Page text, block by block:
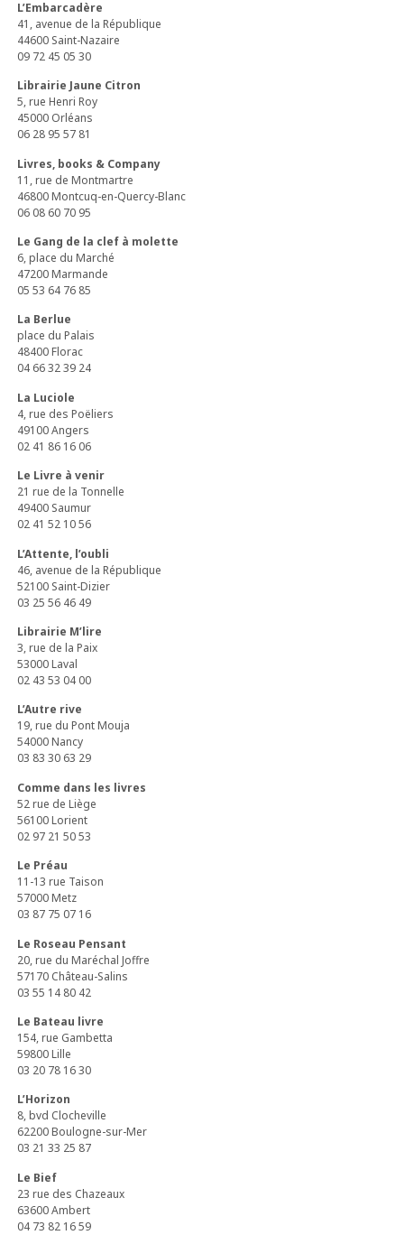
L’Embarcadère
41, avenue de la République
44600 Saint-Nazaire
09 72 45 05 30
Librairie Jaune Citron
5, rue Henri Roy
45000 Orléans
06 28 95 57 81
Livres, books & Company
11, rue de Montmartre
46800 Montcuq-en-Quercy-Blanc
06 08 60 70 95
Le Gang de la clef à molette
6, place du Marché
47200 Marmande
05 53 64 76 85
La Berlue
place du Palais
48400 Florac
04 66 32 39 24
La Luciole
4, rue des Poëliers
49100 Angers
02 41 86 16 06
Le Livre à venir
21 rue de la Tonnelle
49400 Saumur
02 41 52 10 56
L’Attente, l’oubli
46, avenue de la République
52100 Saint-Dizier
03 25 56 46 49
Librairie M’lire
3, rue de la Paix
53000 Laval
02 43 53 04 00
L’Autre rive
19, rue du Pont Mouja
54000 Nancy
03 83 30 63 29
Comme dans les livres
52 rue de Liège
56100 Lorient
02 97 21 50 53
Le Préau
11-13 rue Taison
57000 Metz
03 87 75 07 16
Le Roseau Pensant
20, rue du Maréchal Joffre
57170 Château-Salins
03 55 14 80 42
Le Bateau livre
154, rue Gambetta
59800 Lille
03 20 78 16 30
L’Horizon
8, bvd Clocheville
62200 Boulogne-sur-Mer
03 21 33 25 87
Le Bief
23 rue des Chazeaux
63600 Ambert
04 73 82 16 59